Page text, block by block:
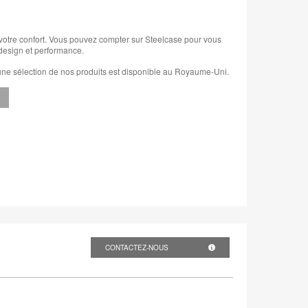
confort. Vous pouvez compter sur Steelcase pour vous
et performance.
sélection de nos produits est disponible au Royaume-Uni.
CONTACTEZ-NOUS